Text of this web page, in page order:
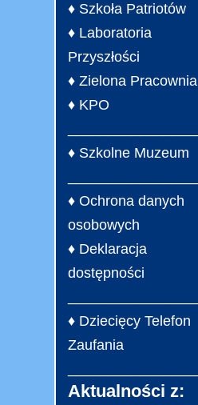
♦ Szkoła Patriotów
♦ Laboratoria
Przyszłości
♦ Zielona Pracownia
♦ KPO
♦ Szkolne Muzeum
♦ Ochrona danych
osobowych
♦ Deklaracja
dostępności
♦ Dziecięcy Telefon
Zaufania
Aktualności z: